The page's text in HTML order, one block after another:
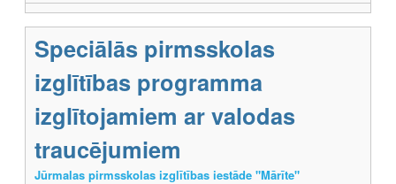
Speciālās pirmsskolas
izglītības programma
izglītojamiem ar valodas
traucējumiem
Jūrmalas pirmsskolas izglītības iestāde "Mārīte"